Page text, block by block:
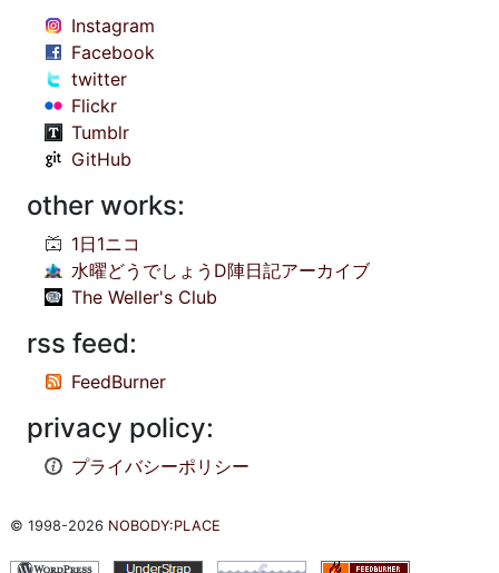
Instagram
Facebook
twitter
Flickr
Tumblr
GitHub
other works:
1日1ニコ
水曜どうでしょうD陣日記アーカイブ
The Weller's Club
rss feed:
FeedBurner
privacy policy:
プライバシーポリシー
© 1998-2026 NOBODY:PLACE